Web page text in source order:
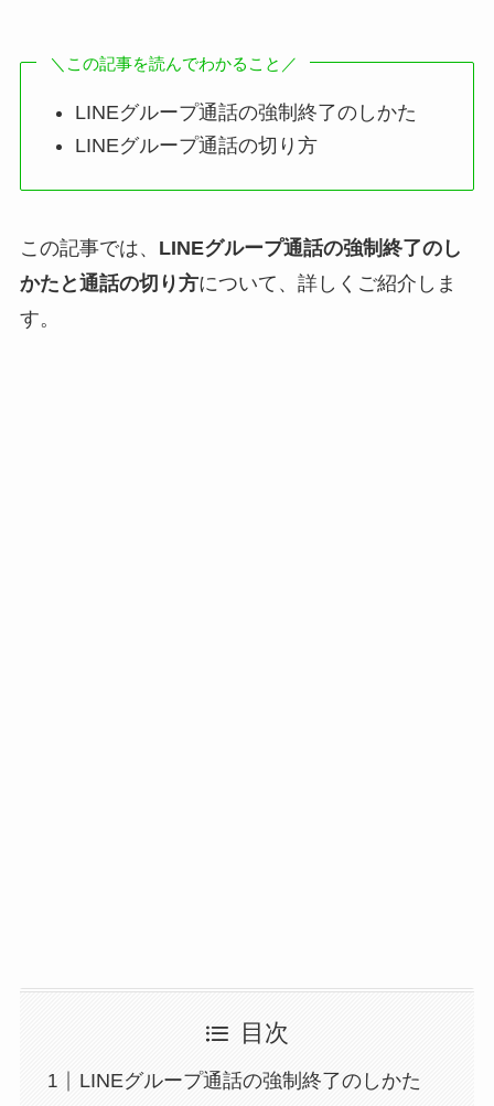
＼この記事を読んでわかること／
LINEグループ通話の強制終了のしかた
LINEグループ通話の切り方
この記事では、 LINEグループ通話の強制終了のし
かたと通話の切り方について、詳しくご紹介しま
す。
目次
LINEグループ通話の強制終了のしかた